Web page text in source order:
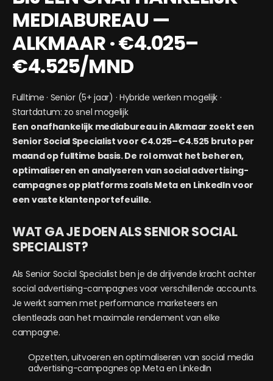
MEDIABUREAU —
ALKMAAR · €4.025–
€4.525/MND
Fulltime · Senior (5+ jaar) · Hybride werken mogelijk ·
Startdatum: zo snel mogelijk
Een onafhankelijk mediabureau in Alkmaar zoekt een
Senior Social Specialist voor €4.025–€4.525 bruto per
maand op fulltime basis. De rol omvat het beheren,
optimaliseren en analyseren van social advertising-
campagnes op platforms zoals Meta en LinkedIn voor
een vaste klantenportefeuille.
WAT GA JE DOEN ALS SENIOR SOCIAL
SPECIALIST?
Als Senior Social Specialist ben je de drijvende kracht achter
social advertising-campagnes voor verschillende accounts.
Je werkt samen met performance marketeers en
clientleads aan het maximale rendement van elke
campagne.
Opzetten, uitvoeren en optimaliseren van social media
advertising-campagnes op Meta en LinkedIn